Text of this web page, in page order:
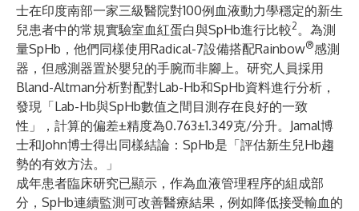
士在印度南部一家三級醫院對100例血液動力學穩定的新生
兒患者中的常規實驗室血紅蛋白與SpHb進行比較2。為測
量SpHb，他們同樣使用Radical-7設備搭配Rainbow®感測
器，但感測器置於嬰兒的手腕而非腳上。研究人員採用
Bland-Altman分析對配對Lab-Hb和SpHb資料進行分析，
發現「Lab-Hb與SpHb數值之間目測存在良好的一致
性」，計算的偏差±精度為0.763±1.349克/分升。Jamal博
士和John博士得出同樣結論：SpHb是「評估新生兒Hb趨
勢的有效方法。」
成年患者臨床研究已顯示，作為血液管理程序的組成部
分，SpHb連續監測可改善醫療結果，例如降低接受輸血的